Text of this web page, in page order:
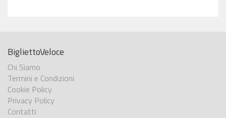
BigliettoVeloce
Chi Siamo
Termini e Condizioni
Cookie Policy
Privacy Policy
Contatti